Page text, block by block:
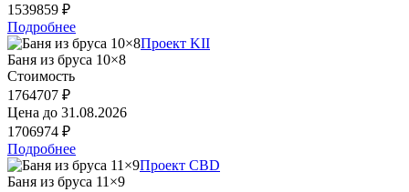
1539859 ₽
Подробнее
Проект KII
Баня из бруса 10×8
Стоимость
1764707 ₽
Цена до 31.08.2026
1706974 ₽
Подробнее
Проект CBD
Баня из бруса 11×9